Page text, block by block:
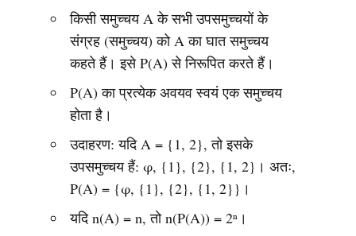
किसी समुच्चय A के सभी उपसमुच्चयों के
संग्रह (समुच्चय) को A का घात समुच्चय
कहते हैं। इसे P(A) से निरूपित करते हैं।
P(A) का प्रत्येक अवयव स्वयं एक समुच्चय
होता है।
उदाहरण: यदि A = {1, 2}, तो इसके
उपसमुच्चय हैं: φ, {1}, {2}, {1, 2}। अतः,
P(A) = {φ, {1}, {2}, {1, 2}}।
यदि n(A) = n, तो n(P(A)) = 2ⁿ।